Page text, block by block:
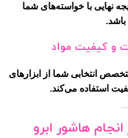
نهایی با خواسته‌های شما
و کیفیت مواد
انتخابی شما از ابزارهای
استفاده می‌کند.
هاشور ابرو